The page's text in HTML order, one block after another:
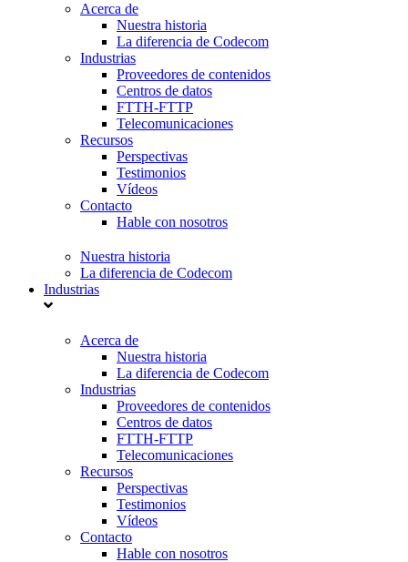
Acerca de
Nuestra historia
La diferencia de Codecom
Industrias
Proveedores de contenidos
Centros de datos
FTTH-FTTP
Telecomunicaciones
Recursos
Perspectivas
Testimonios
Vídeos
Contacto
Hable con nosotros
Nuestra historia
La diferencia de Codecom
Industrias
Acerca de
Nuestra historia
La diferencia de Codecom
Industrias
Proveedores de contenidos
Centros de datos
FTTH-FTTP
Telecomunicaciones
Recursos
Perspectivas
Testimonios
Vídeos
Contacto
Hable con nosotros